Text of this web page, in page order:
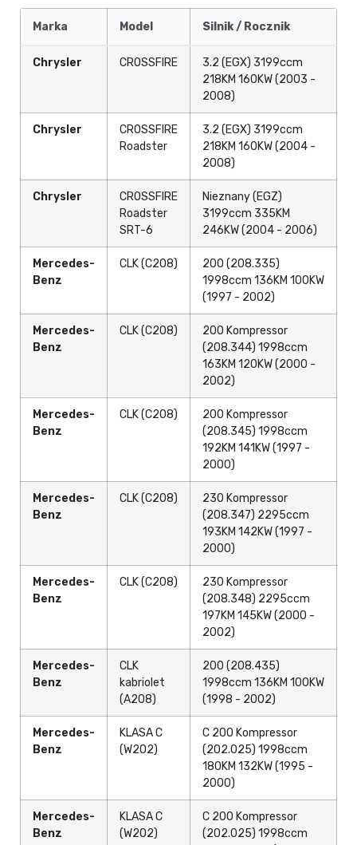
Marka Model Silnik / Rocznik
Chrysler CROSSFIRE
3.2 (EGX) 3199ccm
218KM 160KW (2003 -
2008)
Chrysler
CROSSFIRE
Roadster
3.2 (EGX) 3199ccm
218KM 160KW (2004 -
2008)
Chrysler
CROSSFIRE
Roadster
SRT-6
Nieznany (EGZ)
3199ccm 335KM
246KW (2004 - 2006)
Mercedes-
Benz
CLK (C208)
200 (208.335)
1998ccm 136KM 100KW
(1997 - 2002)
Mercedes-
Benz
CLK (C208)
200 Kompressor
(208.344) 1998ccm
163KM 120KW (2000 -
2002)
Mercedes-
Benz
CLK (C208)
200 Kompressor
(208.345) 1998ccm
192KM 141KW (1997 -
2000)
Mercedes-
Benz
CLK (C208)
230 Kompressor
(208.347) 2295ccm
193KM 142KW (1997 -
2000)
Mercedes-
Benz
CLK (C208)
230 Kompressor
(208.348) 2295ccm
197KM 145KW (2000 -
2002)
Mercedes-
Benz
CLK
kabriolet
(A208)
200 (208.435)
1998ccm 136KM 100KW
(1998 - 2002)
Mercedes-
Benz
KLASA C
(W202)
C 200 Kompressor
(202.025) 1998ccm
180KM 132KW (1995 -
2000)
Mercedes-
Benz
KLASA C
(W202)
C 200 Kompressor
(202.025) 1998ccm